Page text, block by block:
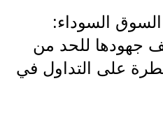
نتائج القبول المركزي
الطقس
السوداء:
جهودها للحد من
على التداول في